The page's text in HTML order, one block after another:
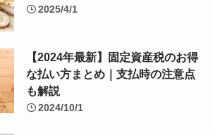
2025/4/1
【2024年最新】固定資産税のお得
な払い方まとめ｜支払時の注意点
も解説
2024/10/1